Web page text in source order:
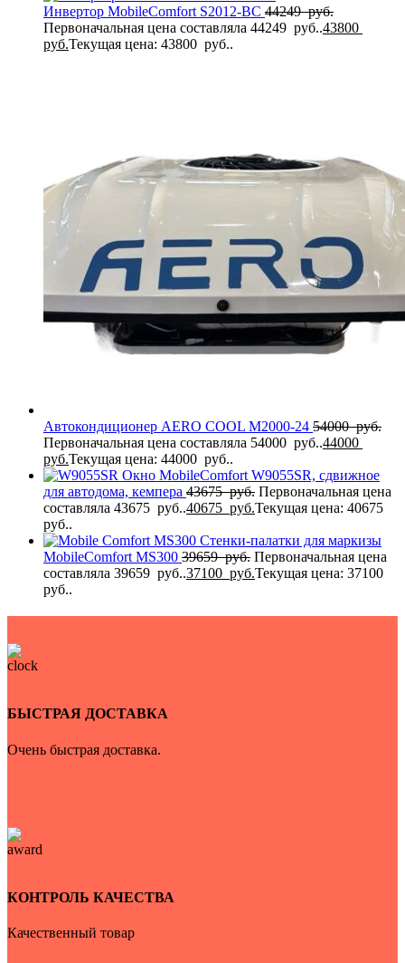
Инвертор MobileComfort S2012-BC 44249руб.
Первоначальная цена составляла 44249 руб..43800
руб.Текущая цена: 43800 руб..
Автокондиционер AERO COOL M2000-24 54000руб.
Первоначальная цена составляла 54000 руб..44000
руб.Текущая цена: 44000 руб..
Окно MobileComfort W9055SR, сдвижное
для автодома, кемпера 43675руб. Первоначальная цена
составляла 43675 руб..40675 руб.Текущая цена: 40675
руб..
Стенки-палатки для маркизы
MobileComfort МS300 39659руб. Первоначальная цена
составляла 39659 руб..37100 руб.Текущая цена: 37100
руб..
БЫСТРАЯ ДОСТАВКА
Очень быстрая доставка.
КОНТРОЛЬ КАЧЕСТВА
Качественный товар